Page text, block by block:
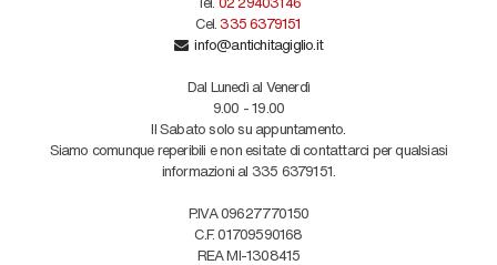
Cel. 335 6379151
info@antichitagiglio.it
Dal Lunedì al Venerdì
9.00 - 19.00
Il Sabato solo su appuntamento.
Siamo comunque reperibili e non esitate di contattarci per qualsiasi
informazioni al 335 6379151.
P.IVA 09627770150
C.F. 01709590168
REA MI-1308415